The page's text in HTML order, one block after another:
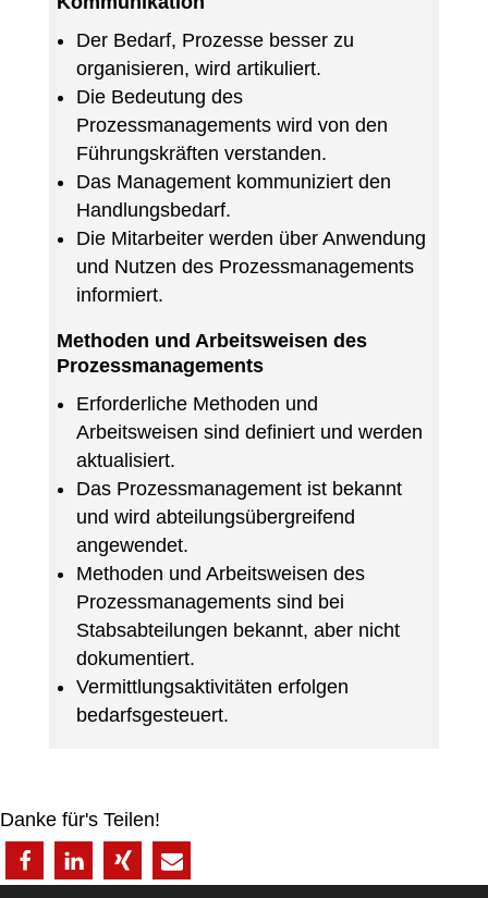
Der Bedarf, Prozesse besser zu
organisieren, wird artikuliert.
Die Bedeutung des
Prozessmanagements wird von den
Führungskräften verstanden.
Das Management kommuniziert den
Handlungsbedarf.
Die Mitarbeiter werden über Anwendung
und Nutzen des Prozessmanagements
informiert.
Methoden und Arbeitsweisen des
Prozessmanagements
Erforderliche Methoden und
Arbeitsweisen sind definiert und werden
aktualisiert.
Das Prozessmanagement ist bekannt
und wird abteilungsübergreifend
angewendet.
Methoden und Arbeitsweisen des
Prozessmanagements sind bei
Stabsabteilungen bekannt, aber nicht
dokumentiert.
Vermittlungsaktivitäten erfolgen
bedarfsgesteuert.
Danke für's Teilen!